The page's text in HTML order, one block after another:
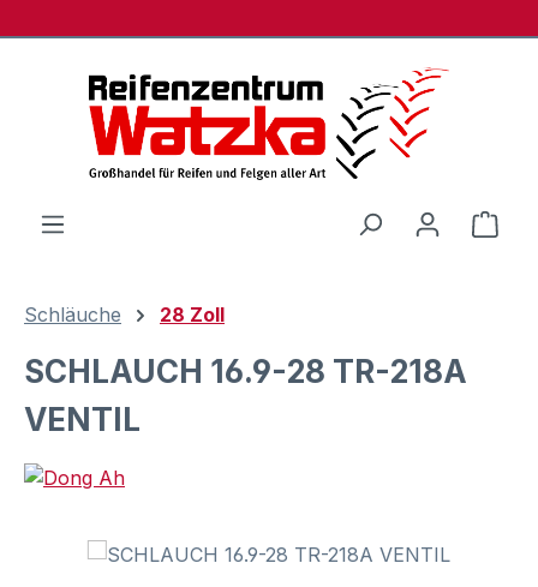
Schläuche 28 Zoll
SCHLAUCH 16.9-28 TR-218A
VENTIL
Bildergalerie überspringen